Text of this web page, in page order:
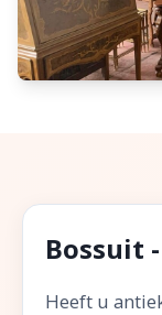
Bossuit
Heeft u